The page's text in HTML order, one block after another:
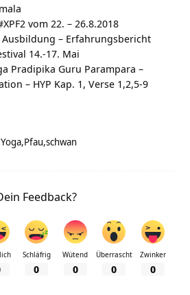
vom 22. – 26.8.2018
– Erfahrungsbericht
14.-17. Mai
Pradipika Guru Parampara –
– HYP Kap. 1, Verse 1,2,5-9
Pfau schwan
Feedback?
Schläfrig
0
Wütend
0
Überrascht
0
Zwinker
0